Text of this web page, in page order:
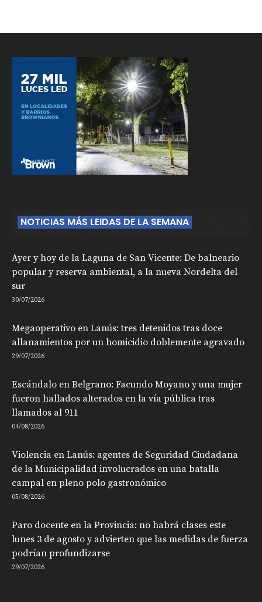
NOTICIAS MÁS LEIDAS DE LA SEMANA
Ayer y hoy de la Laguna de San Vicente: De balneario
popular y reserva ambiental, a la nueva Nordelta del
sur
30/07/2026
Megaoperativo en Lanús: tres detenidos tras doce
allanamientos por un homicidio doblemente agravado
29/07/2026
Escándalo en Belgrano: Facundo Moyano y una mujer
fueron hallados alterados en la vía pública tras
llamados al 911
04/08/2026
Violencia en Lanús: agentes de Seguridad Ciudadana
de la Municipalidad involucrados en una batalla
campal en pleno polo gastronómico
05/08/2026
Paro docente en la Provincia: no habrá clases este
lunes 3 de agosto y advierten que las medidas de fuerza
podrían profundizarse
29/07/2026